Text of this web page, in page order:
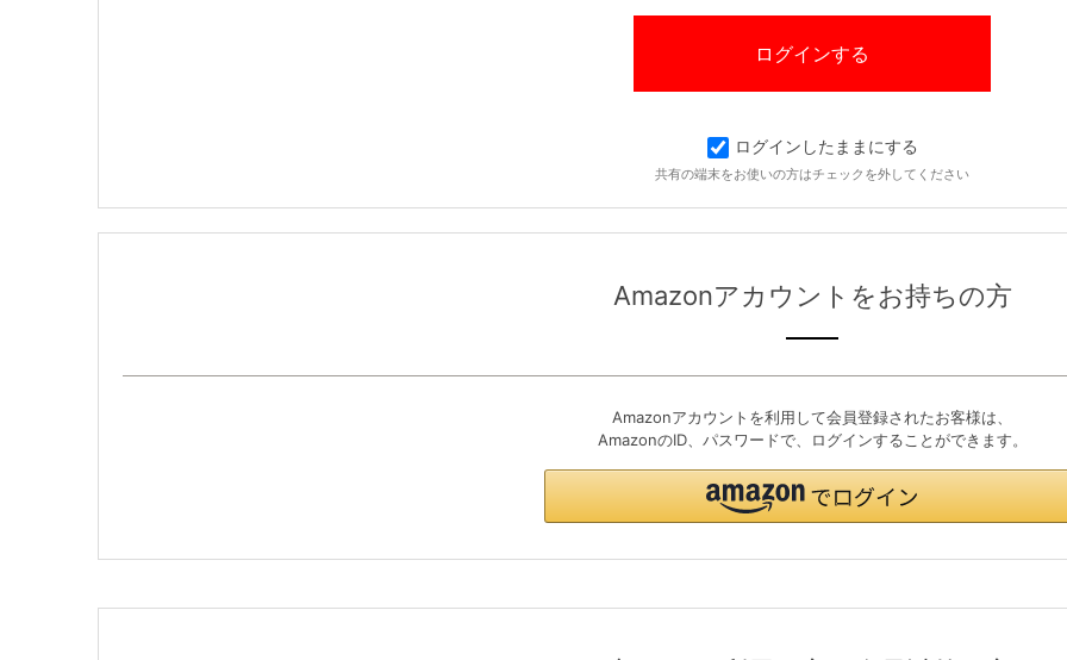
ログインしたままにする
共有の端末をお使いの方はチェックを外してください
Amazonアカウントをお持ちの方
Amazonアカウントを利用して会員登録されたお客様は、
AmazonのID、パスワードで、ログインすることができます。